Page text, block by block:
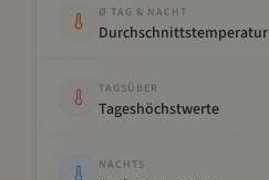
Ø TAG & NACHT
Durchschnittstemperatur
TAGSÜBER
Tageshöchstwerte
NACHTS